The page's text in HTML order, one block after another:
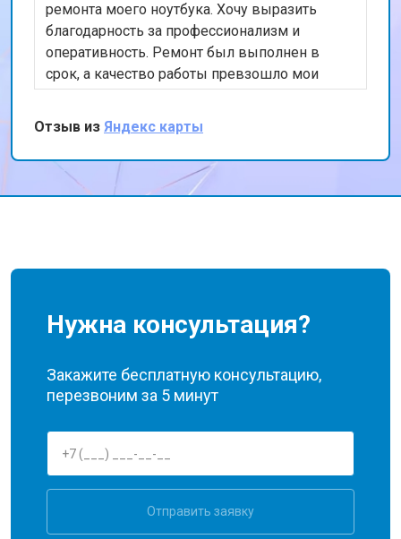
ремонта моего ноутбука. Хочу выразить
благодарность за профессионализм и
оперативность. Ремонт был выполнен в
срок, а качество работы превзошло мои
ожидания. Особенно порадовала гарантия на
проведенные работы. Рекомендую этот
сервис всем, кто ищет надежного
исполнителя.
Отзыв из Яндекс карты
Нужна консультация?
Закажите бесплатную консультацию,
перезвоним за 5 минут
Отправить заявку